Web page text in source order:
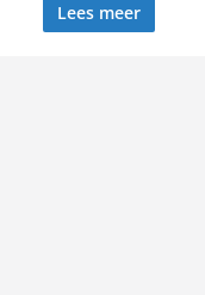
Lees meer